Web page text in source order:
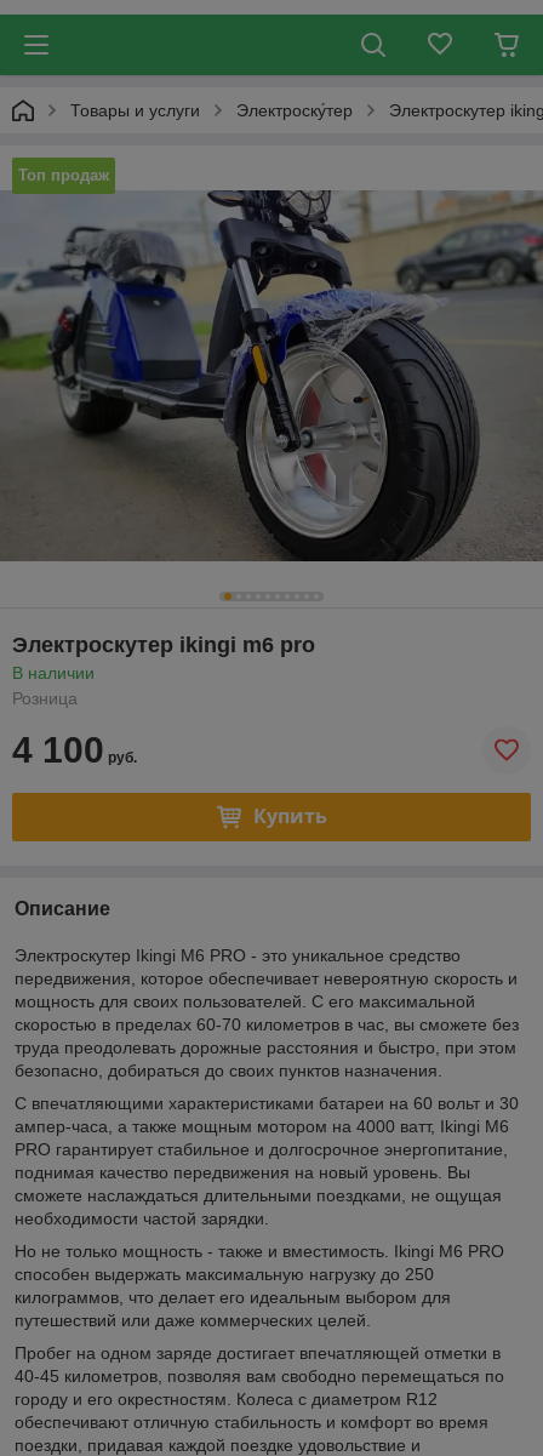
Товары и услуги Электроску́тер Электроскутер
Топ продаж
Электроскутер ikingi m6 pro
В наличии
Розница
4 100 руб.
Купить
Описание
Электроскутер Ikingi M6 PRO - это уникальное средство
передвижения, которое обеспечивает невероятную скорость и
мощность для своих пользователей. С его максимальной
скоростью в пределах 60-70 километров в час, вы сможете без
труда преодолевать дорожные расстояния и быстро, при этом
безопасно, добираться до своих пунктов назначения.
С впечатляющими характеристиками батареи на 60 вольт и 30
ампер-часа, а также мощным мотором на 4000 ватт, Ikingi M6
PRO гарантирует стабильное и долгосрочное энергопитание,
поднимая качество передвижения на новый уровень. Вы
сможете наслаждаться длительными поездками, не ощущая
необходимости частой зарядки.
Но не только мощность - также и вместимость. Ikingi M6 PRO
способен выдержать максимальную нагрузку до 250
килограммов, что делает его идеальным выбором для
путешествий или даже коммерческих целей.
Пробег на одном заряде достигает впечатляющей отметки в
40-45 километров, позволяя вам свободно перемещаться по
городу и его окрестностям. Колеса с диаметром R12
обеспечивают отличную стабильность и комфорт во время
поездки, придавая каждой поездке удовольствие и